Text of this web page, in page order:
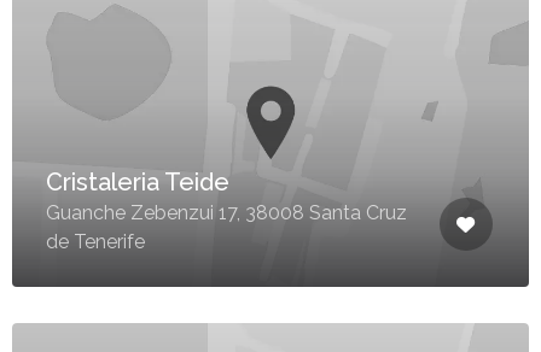
Cristaleria Teide
Guanche Zebenzui 17, 38008 Santa Cruz
de Tenerife